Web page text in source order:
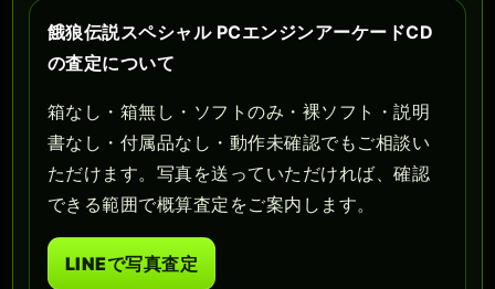
餓狼伝説スペシャル PCエンジンアーケードCD
の査定について
箱なし・箱無し・ソフトのみ・裸ソフト・説明
書なし・付属品なし・動作未確認でもご相談い
ただけます。写真を送っていただければ、確認
できる範囲で概算査定をご案内します。
LINEで写真査定